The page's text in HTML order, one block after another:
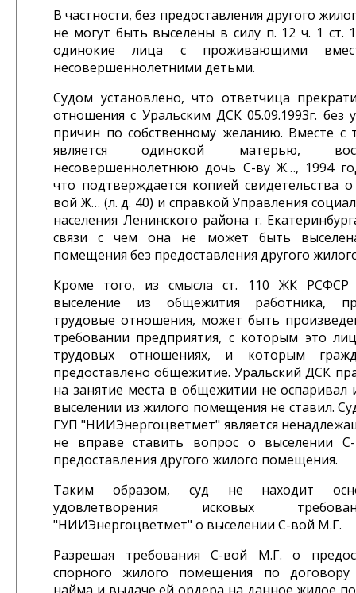
В частности, без предоставления другого
не могут быть выселены в силу п. 12 ч. 1 ст.
одинокие лица с проживающими
несовершеннолетними детьми.
Судом установлено, что ответчица
отношения с Уральским ДСК 05.09.1993г. без
причин по собственному желанию. Вместе с
является одинокой матерью,
несовершеннолетнюю дочь С-ву Ж…, 1994
что подтверждается копией свидетельства
вой Ж… (л. д. 40) и справкой Управления
населения Ленинского района г.
связи с чем она не может быть
помещения без предоставления другого
Кроме того, из смысла ст. 110 ЖК РСФСР
выселение из общежития работника,
трудовые отношения, может быть
требовании предприятия, с которым это
трудовых отношениях, и которым
предоставлено общежитие. Уральский ДСК
на занятие места в общежитии не оспаривал
выселении из жилого помещения не ставил.
ГУП "НИИЭнергоцветмет" является
не вправе ставить вопрос о выселении
предоставления другого жилого помещения.
Таким образом, суд не находит
удовлетворения исковых
"НИИЭнергоцветмет" о выселении С-вой М.Г.
Разрешая требования С-вой М.Г. о
спорного жилого помещения по договору